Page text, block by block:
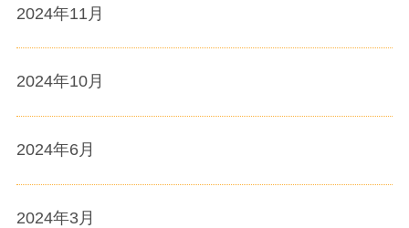
2024年11月
2024年10月
2024年6月
2024年3月